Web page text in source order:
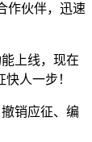
作伙伴，迅速
上线，现在
人一步！
销应征、编